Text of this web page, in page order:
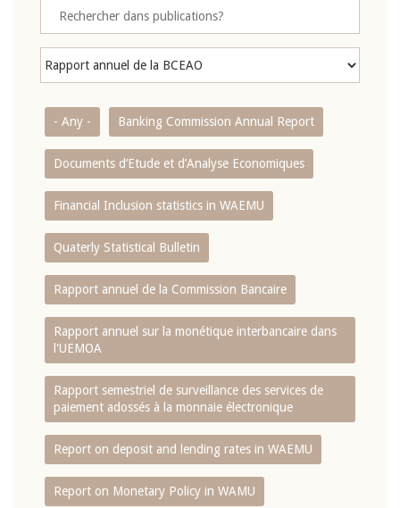
- Any - Banking Commission Annual Report
Documents d’Etude et d’Analyse Economiques
Financial Inclusion statistics in WAEMU
Quaterly Statistical Bulletin
Rapport annuel de la Commission Bancaire
Rapport annuel sur la monétique interbancaire dans
l'UEMOA
Rapport semestriel de surveillance des services de
paiement adossés à la monnaie électronique
Report on deposit and lending rates in WAEMU
Report on Monetary Policy in WAMU